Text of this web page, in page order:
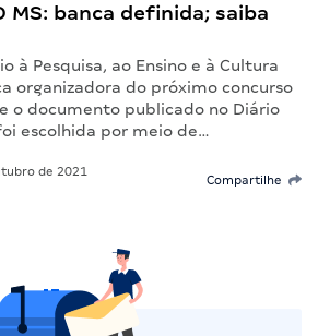
MS: banca definida; saiba
à Pesquisa, ao Ensino e à Cultura
organizadora do próximo concurso
o documento publicado no Diário
escolhida por meio de…
de 2021
Compartilhe